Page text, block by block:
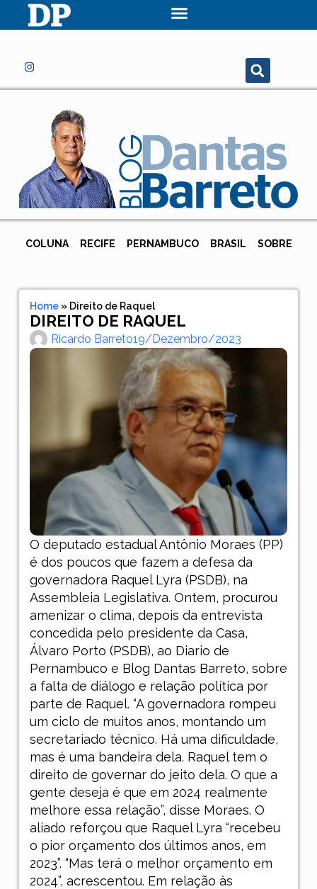
COLUNA RECIFE PERNAMBUCO BRASIL SOBRE
Home» Direito de Raquel
DIREITO DE RAQUEL
Ricardo Barreto19/dezembro/2023
O deputado estadual Antônio Moraes (PP)
é dos poucos que fazem a defesa da
governadora Raquel Lyra (PSDB), na
Assembleia Legislativa. Ontem, procurou
amenizar o clima, depois da entrevista
concedida pelo presidente da Casa,
Álvaro Porto (PSDB), ao Diario de
Pernambuco e Blog Dantas Barreto, sobre
a falta de diálogo e relação política por
parte de Raquel. “A governadora rompeu
um ciclo de muitos anos, montando um
secretariado técnico. Há uma dificuldade,
mas é uma bandeira dela. Raquel tem o
direito de governar do jeito dela. O que a
gente deseja é que em 2024 realmente
melhore essa relação”, disse Moraes. O
aliado reforçou que Raquel Lyra “recebeu
o pior orçamento dos últimos anos, em
2023”. “Mas terá o melhor orçamento em
2024”, acrescentou. Em relação às